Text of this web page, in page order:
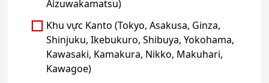
Aizuwakamatsu)
Khu vực Kanto (Tokyo, Asakusa, Ginza,
Shinjuku, Ikebukuro, Shibuya, Yokohama,
Kawasaki, Kamakura, Nikko, Makuhari,
Kawagoe)